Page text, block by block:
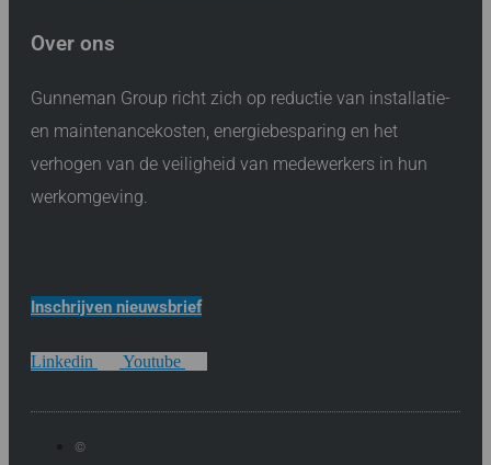
Over ons
Gunneman Group richt zich op reductie van installatie-
en maintenancekosten, energiebesparing en het
verhogen van de veiligheid van medewerkers in hun
werkomgeving.
Inschrijven nieuwsbrief
Linkedin Youtube
©